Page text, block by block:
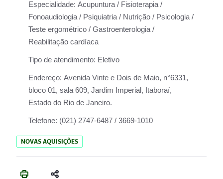
Especialidade: Acupuntura / Fisioterapia /
Fonoaudiologia / Psiquiatria / Nutrição / Psicologia /
Teste ergométrico / Gastroenterologia /
Reabilitação cardíaca
Tipo de atendimento: Eletivo
Endereço: Avenida Vinte e Dois de Maio, n°6331,
bloco 01, sala 609, Jardim Imperial, Itaboraí,
Estado do Rio de Janeiro.
Telefone: (021) 2747-6487 / 3669-1010
NOVAS AQUISIÇÕES